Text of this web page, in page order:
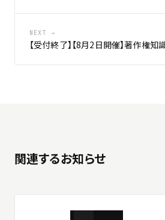
NEXT →
【受付終了】【8月2日開催】著作権知
関連するお知らせ